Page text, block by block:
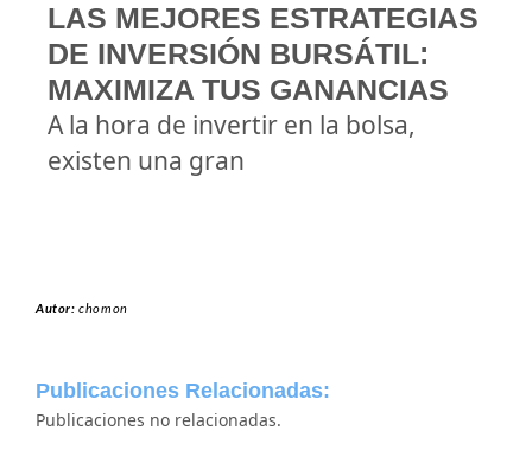
LAS MEJORES ESTRATEGIAS
DE INVERSIÓN BURSÁTIL:
MAXIMIZA TUS GANANCIAS
A la hora de invertir en la bolsa,
existen una gran
Autor:chomon
Publicaciones Relacionadas:
Publicaciones no relacionadas.